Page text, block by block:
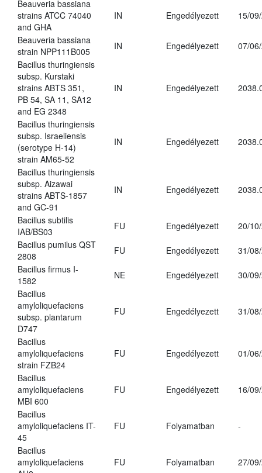
Beauveria bassiana
strains ATCC 74040
and GHA
IN Engedélyezett 15/
Beauveria bassiana
strain NPP111B005
IN Engedélyezett
07/
Bacillus thuringiensis
subsp. Kurstaki
strains ABTS 351,
PB 54, SA 11, SA12
and EG 2348
IN Engedélyezett
Bacillus thuringiensis
subsp. Israeliensis
(serotype H-14)
strain AM65-52
IN Engedélyezett
Bacillus thuringiensis
subsp. Aizawai
strains ABTS-1857
and GC-91
IN Engedélyezett
Bacillus subtilis
IAB/BS03
FU Engedélyezett
20/
Bacillus pumilus QST
2808
FU Engedélyezett
31/
Bacillus firmus I-
1582
NE Engedélyezett
30/
Bacillus
amyloliquefaciens
subsp. plantarum
D747
FU Engedélyezett 31/
Bacillus
amyloliquefaciens
strain FZB24
FU Engedélyezett 01/
Bacillus
amyloliquefaciens
MBI 600
FU Engedélyezett 16/
Bacillus
amyloliquefaciens IT-
45
FU Folyamatban -
Bacillus
amyloliquefaciens
FU Folyamatban 27/